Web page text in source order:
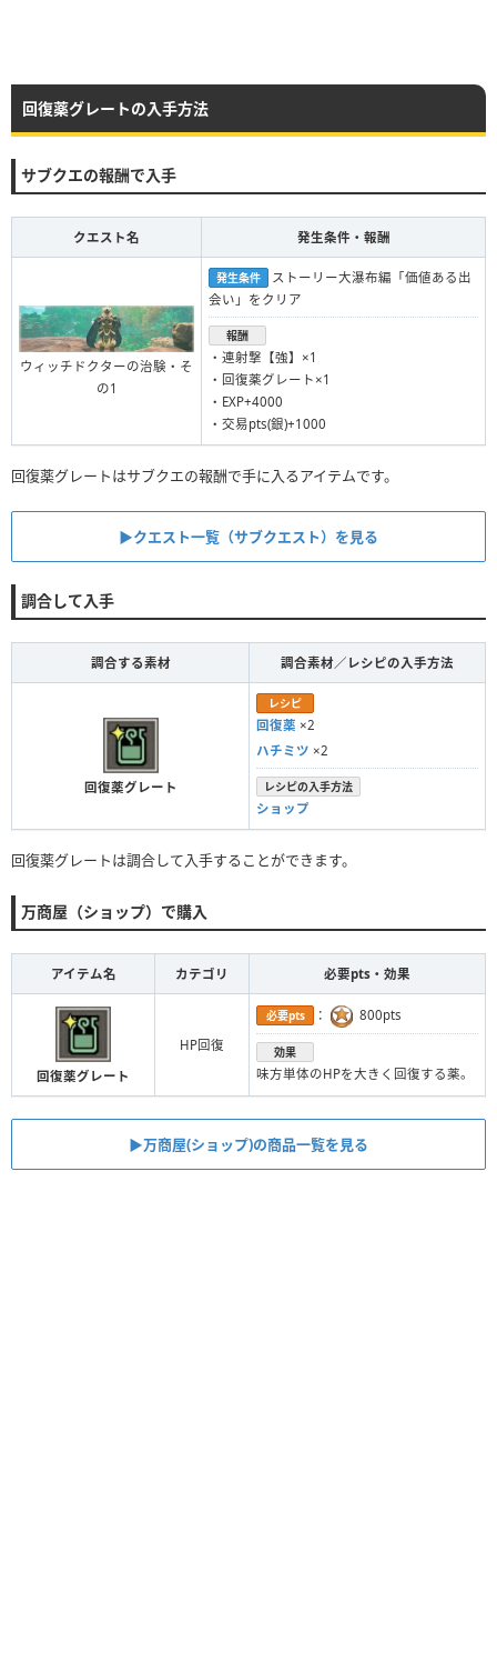
回復薬グレートの入手方法
サブクエの報酬で入手
クエスト名 発生条件・報酬
ウィッチドクターの治験・そ
の1
発生条件
ストーリー大瀑布編「価値ある出
会い」をクリア
報酬
・連射撃【強】×1
・回復薬グレート×1
・EXP+4000
・交易pts(銀)+1000
回復薬グレートはサブクエの報酬で手に入るアイテムです。
▶︎クエスト一覧（サブクエスト）を見る
調合して入手
調合する素材 調合素材／レシピの入手方法
回復薬グレート
レシピ
回復薬 ×2
ハチミツ ×2
レシピの入手方法
ショップ
回復薬グレートは調合して入手することができます。
万商屋（ショップ）で購入
アイテム名 カテゴリ 必要pts・効果
回復薬グレート
HP回復
必要pts ： 800pts
効果
味方単体のHPを大きく回復する薬。
▶︎万商屋(ショップ)の商品一覧を見る